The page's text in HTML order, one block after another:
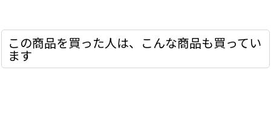
この商品を買った人は、こんな商品も買ってい
ます